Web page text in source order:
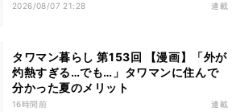
2026/08/07 21:28 連載
タワマン暮らし 第153回 【漫画】「外が
灼熱すぎる…でも…」タワマンに住んで
分かった夏のメリット
16時間前 連載